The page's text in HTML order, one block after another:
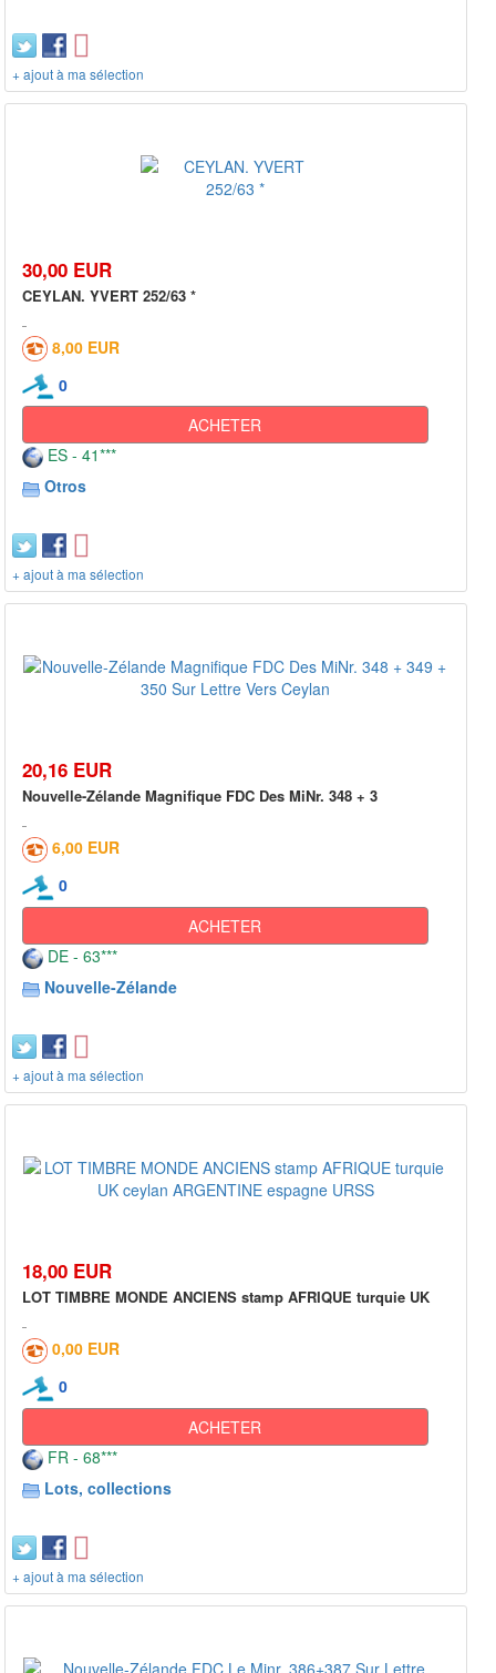
+ ajout à ma sélection
30,00 EUR
CEYLAN. YVERT 252/63 *
8,00 EUR
0
ACHETER
ES - 41***
Otros
+ ajout à ma sélection
20,16 EUR
Nouvelle-Zélande Magnifique FDC Des MiNr. 348 + 3
6,00 EUR
0
ACHETER
DE - 63***
Nouvelle-Zélande
+ ajout à ma sélection
18,00 EUR
LOT TIMBRE MONDE ANCIENS stamp AFRIQUE turquie UK
0,00 EUR
0
ACHETER
FR - 68***
Lots, collections
+ ajout à ma sélection